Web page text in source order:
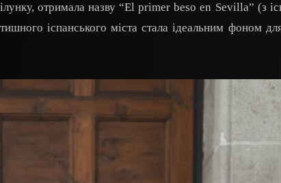
отримала назву “El primer beso en Sevilla” (з
іспанського міста стала ідеальним фоном для